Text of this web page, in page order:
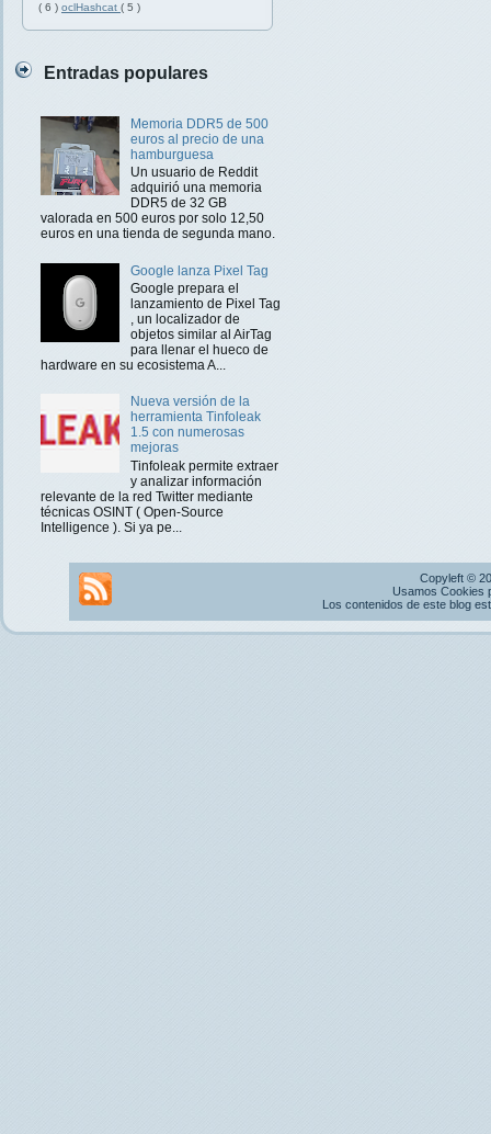
( 6 ) oclHashcat ( 5 )
Entradas populares
Memoria DDR5 de 500
euros al precio de una
hamburguesa
Un usuario de Reddit
adquirió una memoria
DDR5 de 32 GB
valorada en 500 euros por solo 12,50
euros en una tienda de segunda mano.
Google lanza Pixel Tag
Google prepara el
lanzamiento de Pixel Tag
, un localizador de
objetos similar al AirTag
para llenar el hueco de
hardware en su ecosistema A...
Nueva versión de la
herramienta Tinfoleak
1.5 con numerosas
mejoras
Tinfoleak permite extraer
y analizar información
relevante de la red Twitter mediante
técnicas OSINT ( Open-Source
Intelligence ). Si ya pe...
Copyleft ©
Usamos Cookies
Los contenidos de este blog